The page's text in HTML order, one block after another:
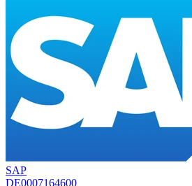
SAP
DE0007164600